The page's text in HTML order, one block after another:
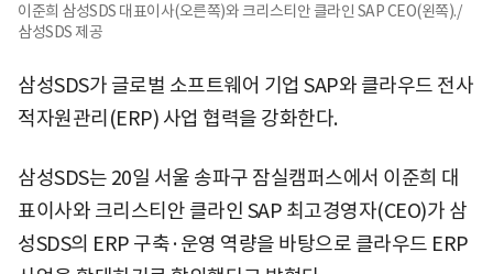
이준희 삼성SDS 대표이사(오른쪽)와 크리스티안 클라인 SAP CEO(왼쪽)./
삼성SDS 제공
삼성SDS가 글로벌 소프트웨어 기업 SAP와 클라우드 전사
적자원관리(ERP) 사업 협력을 강화한다.
삼성SDS는 20일 서울 송파구 잠실캠퍼스에서 이준희 대
표이사와 크리스티안 클라인 SAP 최고경영자(CEO)가 삼
성SDS의 ERP 구축·운영 역량을 바탕으로 클라우드 ERP